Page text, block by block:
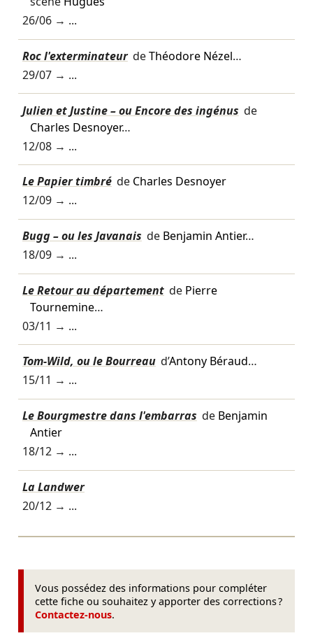
26/06→ ...
Roc l'exterminateur deThéodore Nézel…
29/07→ ...
Julien et Justine – ou Encore des ingénus de
Charles Desnoyer…
12/08→ ...
Le Papier timbré de Charles Desnoyer
12/09→ ...
Bugg – ou les Javanais de Benjamin Antier…
18/09→ ...
Le Retour au département de Pierre
Tournemine…
03/11 → ...
Tom-Wild, ou le Bourreau d’Antony Béraud…
15/11 → ...
Le Bourgmestre dans l'embarras de Benjamin
Antier
18/12→ ...
La Landwer
20/12→ ...
Vous possédez des informations pour compléter
cette fiche ou souhaitez y apporter des corrections ?
Contactez-nous.